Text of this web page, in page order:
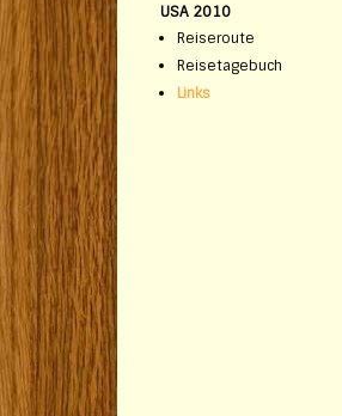
USA 2010
Reiseroute
Reisetagebuch
Links